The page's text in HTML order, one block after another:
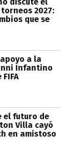
2027:
que se
a la
Infantino
el futuro de
Villa cayó
en amistoso